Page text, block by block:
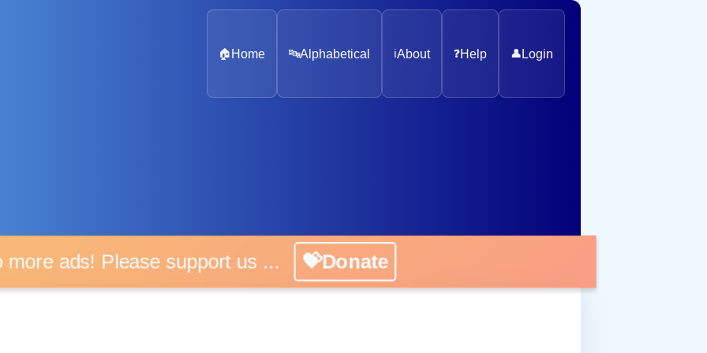
🏠 Home 🔤Alphabetical ℹ️About ❓Help 👤 Login
ads! Please support us ... 💝Donate